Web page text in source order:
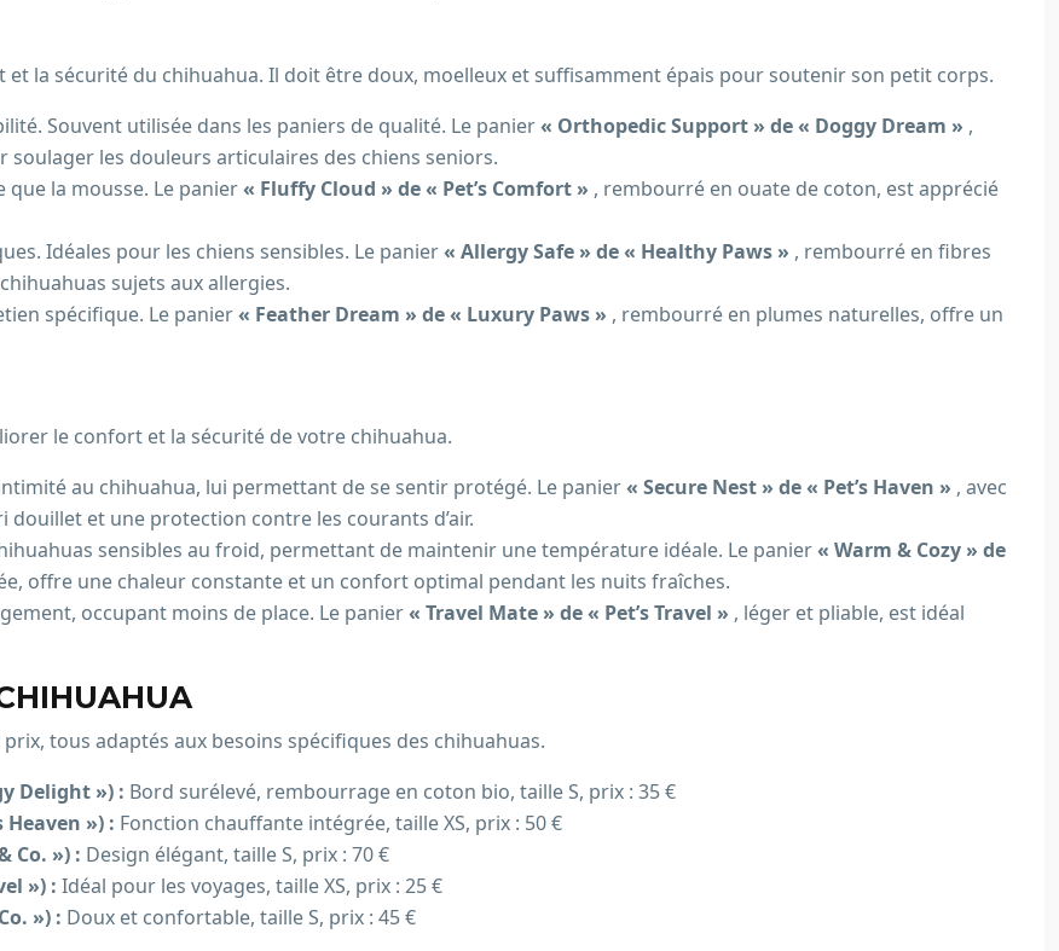
la sécurité du chihuahua. Il doit être doux, moelleux et suffisamment épais pour soutenir son petit corps.
Souvent utilisée dans les paniers de qualité. Le panier« Orthopedic Support » de « Doggy Dream » ,
les douleurs articulaires des chiens seniors.
la mousse. Le panier« Fluffy Cloud » de « Pet’s Comfort » , rembourré en ouate de coton, est apprécié
Idéales pour les chiens sensibles. Le panier« Allergy Safe » de « Healthy Paws » , rembourré en fibres
sujets aux allergies.
spécifique. Le panier« Feather Dream » de « Luxury Paws » , rembourré en plumes naturelles, offre un
le confort et la sécurité de votre chihuahua.
au chihuahua, lui permettant de se sentir protégé. Le panier« Secure Nest » de « Pet’s Haven » , avec
et une protection contre les courants d’air.
sensibles au froid, permettant de maintenir une température idéale. Le panier« Warm & Cozy » de
offre une chaleur constante et un confort optimal pendant les nuits fraîches.
occupant moins de place. Le panier« Travel Mate » de « Pet’s Travel » , léger et pliable, est idéal
tous adaptés aux besoins spécifiques des chihuahuas.
Delight ») : Bord surélevé, rembourrage en coton bio, taille S, prix : 35 €
») : Fonction chauffante intégrée, taille XS, prix : 50 €
Co. ») : Design élégant, taille S, prix : 70 €
») : Idéal pour les voyages, taille XS, prix : 25 €
») : Doux et confortable, taille S, prix : 45 €